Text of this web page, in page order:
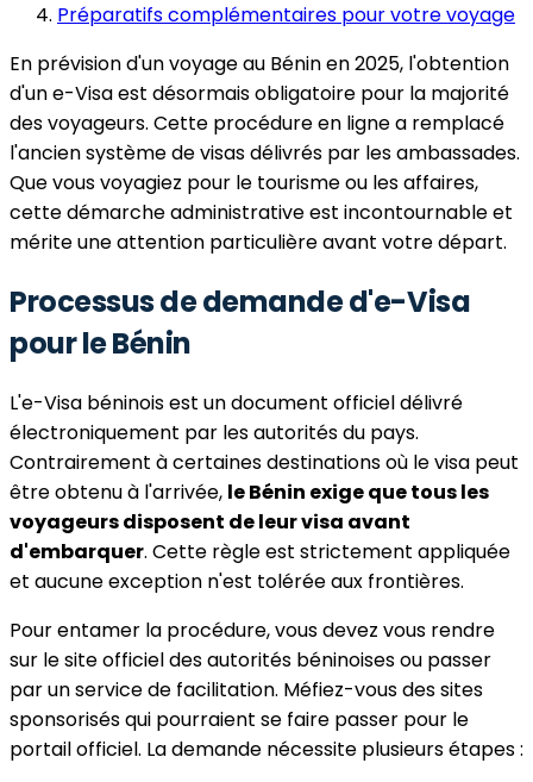
Préparatifs complémentaires pour votre voyage
En prévision d'un voyage au Bénin en 2025, l'obtention
d'un e-Visa est désormais obligatoire pour la majorité
des voyageurs. Cette procédure en ligne a remplacé
l'ancien système de visas délivrés par les ambassades.
Que vous voyagiez pour le tourisme ou les affaires,
cette démarche administrative est incontournable et
mérite une attention particulière avant votre départ.
Processus de demande d'e-Visa
pour le Bénin
L'e-Visa béninois est un document officiel délivré
électroniquement par les autorités du pays.
Contrairement à certaines destinations où le visa peut
être obtenu à l'arrivée, le Bénin exige que tous les
voyageurs disposent de leur visa avant
d'embarquer. Cette règle est strictement appliquée
et aucune exception n'est tolérée aux frontières.
Pour entamer la procédure, vous devez vous rendre
sur le site officiel des autorités béninoises ou passer
par un service de facilitation. Méfiez-vous des sites
sponsorisés qui pourraient se faire passer pour le
portail officiel. La demande nécessite plusieurs étapes :